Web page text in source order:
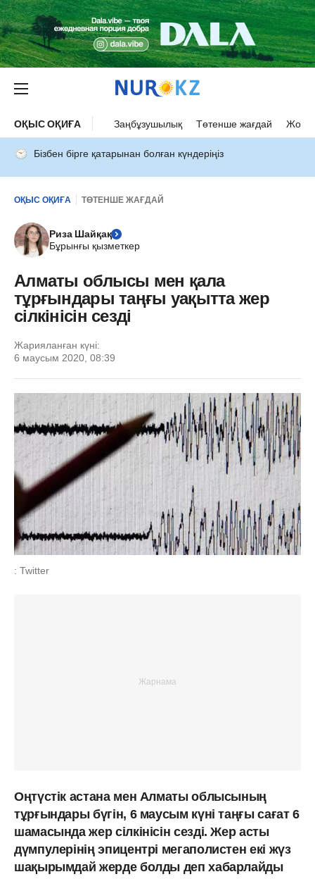
ОҚЫС ОҚИҒА Заңбұзушылық Төтенше жағдай Жол
Бізбен бірге қатарынан болған күндеріңіз
ОҚЫС ОҚИҒА ТӨТЕНШЕ ЖАҒДАЙ
Риза Шайқақ
Бұрынғы қызметкер
Алматы облысы мен қала
тұрғындары таңғы уақытта жер
сілкінісін сезді
Жарияланған күні:
6 маусым 2020, 08:39
: Twitter
Оңтүстік астана мен Алматы облысының
тұрғындары бүгін, 6 маусым күні таңғы сағат 6
шамасында жер сілкінісін сезді. Жер асты
дүмпулерінің эпицентрі мегаполистен екі жүз
шақырымдай жерде болды деп хабарлайды